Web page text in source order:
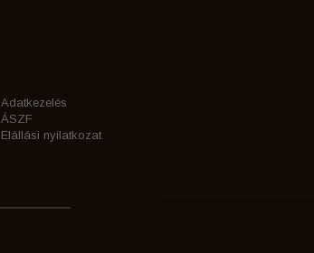
Adatkezelés
ÁSZF
Elállási nyilatkozat